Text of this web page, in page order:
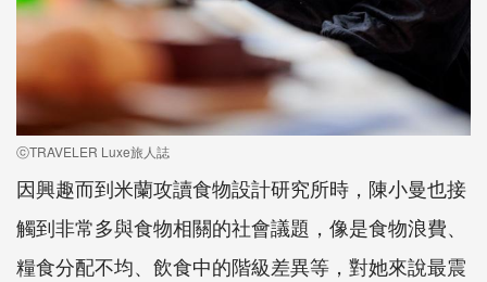
ⓒTRAVELER Luxe旅人誌
因興趣而到米蘭攻讀食物設計研究所時，陳小曼也接
觸到非常多與食物相關的社會議題，像是食物浪費、
糧食分配不均、飲食中的階級差異等，對她來說最震